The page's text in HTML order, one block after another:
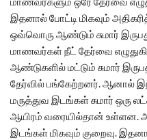
இதனால் போட்டி மிகவும்
ஒவ்வொரு ஆண்டும் சுமார்
மாணவர்கள் நீட் தேர்வை
ஆண்டுகளில் மட்டும் சுமார்
தேர்வில் பங்கேற்றனர். ஆனால்
மருத்துவ இடங்கள் சுமார் ஒரு
ஆயிரம் வரையில்தான் உள்ளன.
இடங்கள் மிகவும் குறைவு.